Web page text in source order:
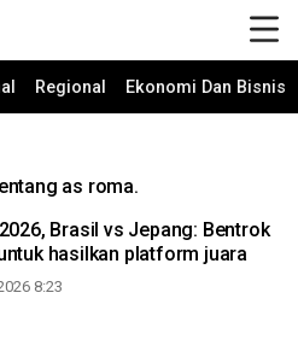
Regional Ekonomi Dan Bisnis
as roma.
Brasil vs Jepang: Bentrok
hasilkan platform juara
8:23